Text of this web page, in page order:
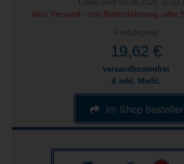
Daten vom 09.08.2026 16:33
kein Versand - nur Botenlieferung oder
Produktpreis
19,62 €
versandkostenfrei
& inkl. MwSt.
im Shop